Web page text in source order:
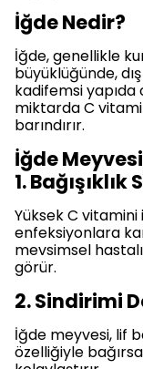
İğde Nedir?
İğde, genellikle
büyüklüğünde,
kadifemsi
miktarda C
barındırır.
İğde
1.
Yüksek C
enfeksiyonlara
mevsimsel
görür.
2. Sindirimi
İğde meyvesi, lif
özelliğiyle